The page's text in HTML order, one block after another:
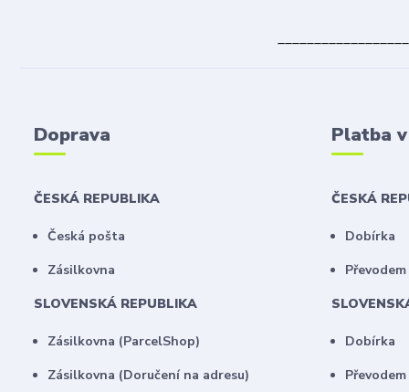
Doprava
ČESKÁ REPUBLIKA
Česká pošta
Zásilkovna
SLOVENSKÁ REPUBLIKA
Zásilkovna (ParcelShop)
Zásilkovna (Doručení na adresu)
Platba v
ČESKÁ
Dobírka
Dobírka